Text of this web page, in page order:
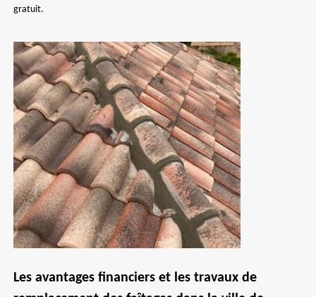
gratuit.
Les avantages financiers et les travaux de